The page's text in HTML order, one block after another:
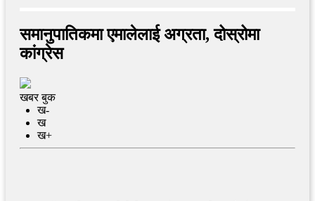
समानुपातिकमा एमालेलाई अग्रता, दोस्रोमा
कांग्रेस
खबर बुक
ख-
ख
ख+